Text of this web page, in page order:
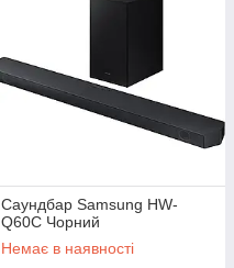
Саундбар Samsung HW-
Q60C Чорний
Немає в наявності